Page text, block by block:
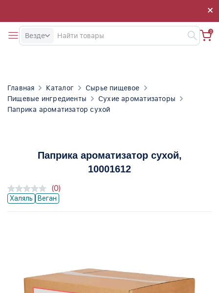
×
×
Везде
0
Главная Каталог
Сырье пищевое
Пищевые ингредиенты
Сухие ароматизаторы
Паприка ароматизатор сухой
Паприка ароматизатор сухой,
10001612
Халяль Веган
(0)